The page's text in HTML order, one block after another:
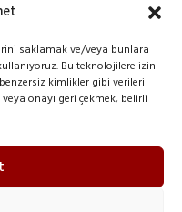
saklamak ve/veya bunlara
Bu teknolojilere izin
kimlikler gibi verileri
onayı geri çekmek, belirli